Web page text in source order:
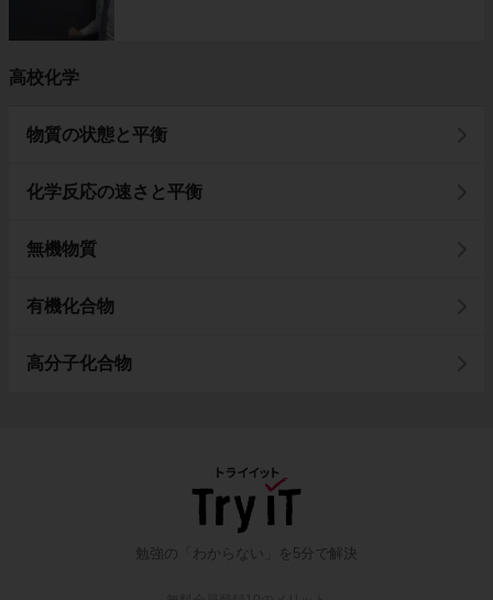
高校化学
物質の状態と平衡
化学反応の速さと平衡
無機物質
有機化合物
高分子化合物
勉強の「わからない」を5分で解決